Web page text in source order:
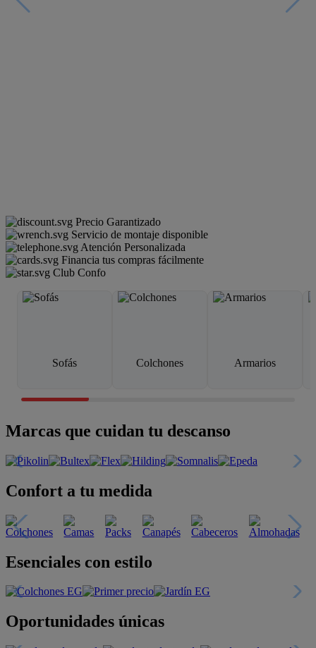
Precio Garantizado
Servicio de montaje disponible
Atención Personalizada
Financia tus compras fácilmente
Club Confo
Sofás Colchones Armarios
Marcas que cuidan tu descanso
Confort a tu medida
Esenciales con estilo
Oportunidades únicas